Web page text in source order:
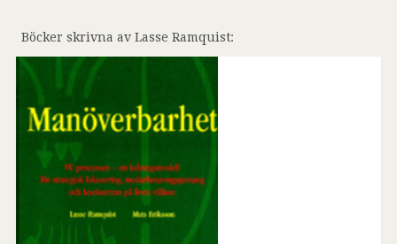
Böcker skrivna av Lasse Ramquist: